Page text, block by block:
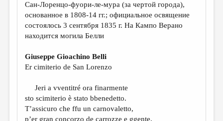
ОБЪЯВЛЕНИЯ
ОТ РЕДАКЦИИ
ЭССЕИСТИКА
ЛИТЕРАТУРОВЕДЕНИЕ
Сан-Лоренцо-фуори-ле-мура (за чертой города),
основанное в 1808-14 гг.; официальное освящение
состоялось 3 сентября 1835 г. На Кампо Верано
находится могила Белли
Giuseppe Gioachino Belli
Er cimiterio de San Lorenzo
Jeri a vventitré ora finarmente
sto scimiterio è stato bbenedetto.
T’assicuro che ffu un carnovaletto,
p’er gran concorzo de carrozze e ggente.